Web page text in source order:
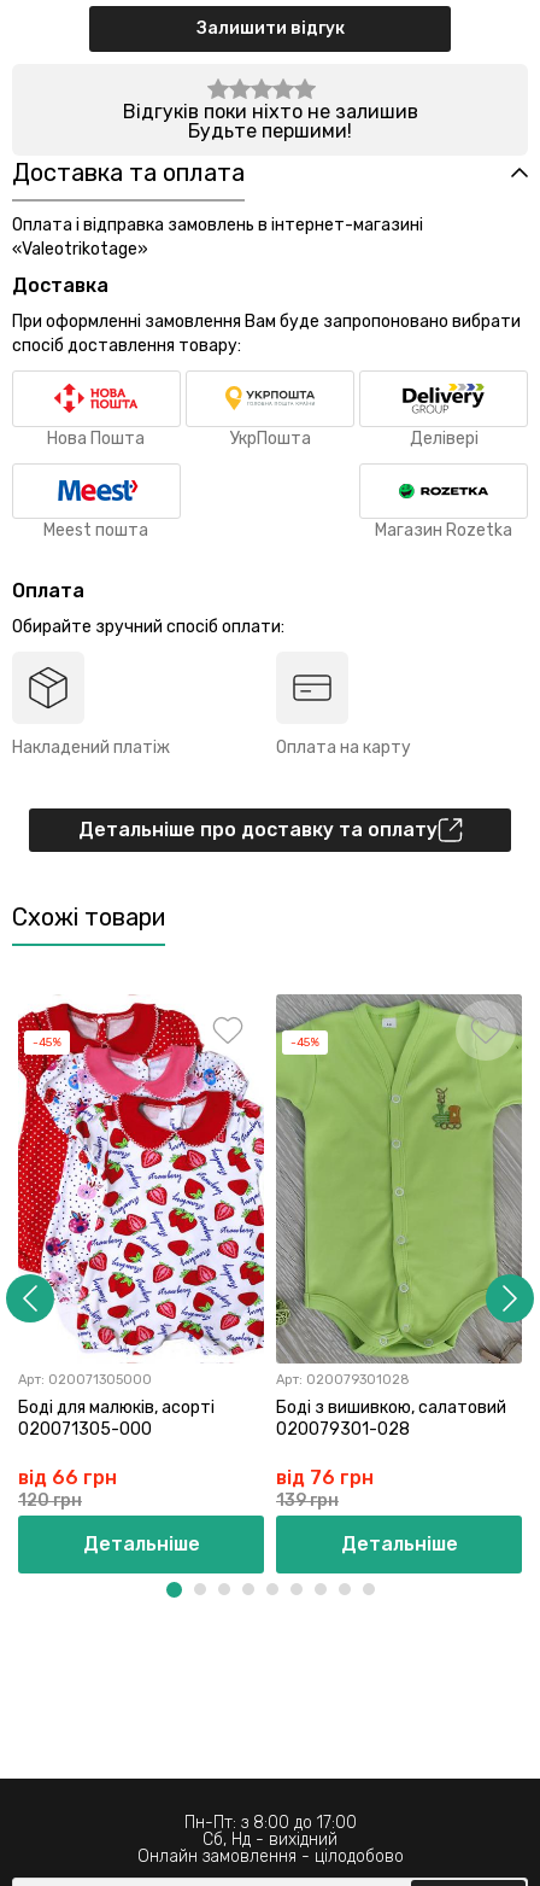
Залишити відгук
Відгуків поки ніхто не залишив
Будьте першими!
Доставка та оплата
Оплата і відправка замовлень в інтернет-магазині
«Valeotrikotage»
Доставка
При оформленні замовлення Вам буде запропоновано вибрати
спосіб доставлення товару:
Нова Пошта УкрПошта Делівері
Meest пошта Магазин Rozetka
Оплата
Обирайте зручний спосіб оплати:
Накладений платіж Оплата на карту
Детальніше про доставку та оплату
Схожі товари
-45%
Арт: 020071305000
Боді для малюків, асорті
020071305-000
від 66 грн
120 грн
Детальніше
-45%
Арт: 020079301028
Боді з вишивкою, салатовий
020079301-028
від 76 грн
139 грн
Детальніше
Пн-Пт: з 8:00 до 17:00
Сб, Нд - вихідний
Онлайн замовлення - цілодобово